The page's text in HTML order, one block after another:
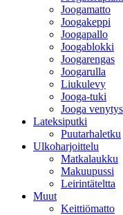
Joogamatto
Joogakeppi
Joogapallo
Joogablokki
Joogarengas
Joogarulla
Liukulevy
Jooga-tuki
Jooga
Lateksiputki
Puutarhaletku
Ulkoharjoittelu
Matkalaukku
Makuupussi
Leirintäteltta
Muut
Keittiömatto